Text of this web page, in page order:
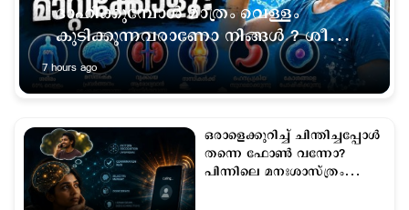
ദാഹിക്കുമ്പോള്‍ മാത്രം വെള്ളം
കുടിക്കുന്നവരാണോ നിങ്ങള്‍ ? ശീലം
മാറ്റിക്കോളൂ
7 hours ago
ഒരാളെക്കുറിച്ച് ചിന്തിച്ചപ്പോൾ
തന്നെ ഫോൺ വന്നോ?
പിന്നിലെ മനഃശാസ്ത്രം